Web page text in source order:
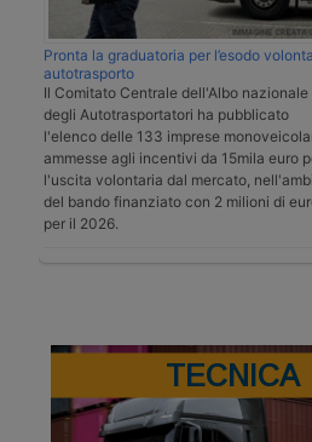
Pronta la graduatoria per l’esodo
autotrasporto
Il Comitato Centrale dell'Albo nazionale
degli Autotrasportatori ha pubblicato
l'elenco delle 133 imprese
ammesse agli incentivi da 15mila euro
l'uscita volontaria dal mercato,
del bando finanziato con 2 milioni di
per il 2026.
TECNICA